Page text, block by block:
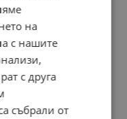
на
с нашите
с друга
събрали от